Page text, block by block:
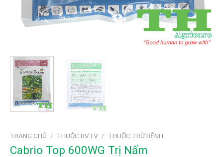
TRANG CHỦ / THUỐC BVTV / THUỐC TRỪ BỆNH
Cabrio Top 600WG Trị Nấm